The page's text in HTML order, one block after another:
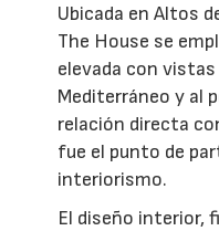
Ubicada en Altos
The House se
elevada con
Mediterráneo y al
relación directa
fue el punto de
interiorismo.
El diseño interior,